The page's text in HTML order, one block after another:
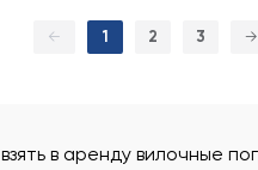
← 1 2 3 →
в аренду вилочные